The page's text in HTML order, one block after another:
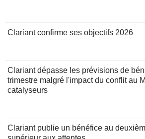
Clariant confirme ses objectifs 2026
Clariant dépasse les prévisions de
trimestre malgré l'impact du conflit au
catalyseurs
Clariant publie un bénéfice au